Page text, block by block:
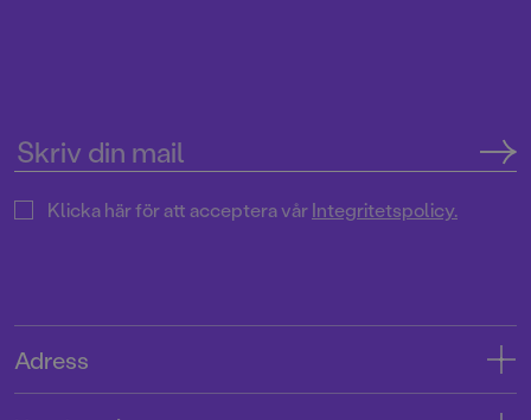
Klicka här för att acceptera vårIntegritetspolicy.
Adress